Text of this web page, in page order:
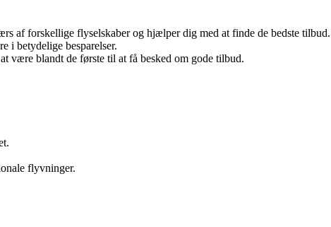
af forskellige flyselskaber og hjælper dig med at finde de bedste tilbud.
i betydelige besparelser.
være blandt de første til at få besked om gode tilbud.
flyvninger.